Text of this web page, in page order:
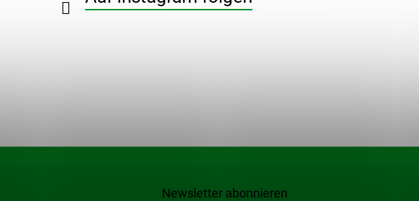
Newsletter abonnieren